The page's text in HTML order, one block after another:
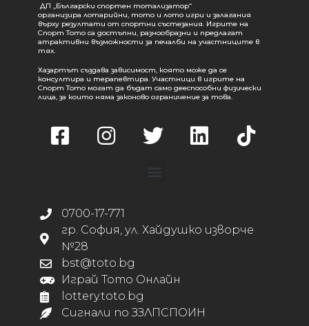
ДП „Български спортен тотализатор“
организира лотарийни, тото и лото игри и залагания
върху резултати от спортни състезания. Игрите на
Спорт Тото са достъпни, разнообразни и предлагат
атрактивни възможности за печалби на участниците в
тях.
Хазартът създава зависимост, която може да се
консултира и терапевтира. Участници в игрите на
Спорт Тото могат да бъдат само дееспособни физически
лица, за които няма законово ограничение за това.
0700-17-771
гр. София, ул. Хайдушко изворче
№28
bst@toto.bg
Играй Тото Онлайн
lottery.toto.bg
Сигнали по ЗЗЛПСПОИН